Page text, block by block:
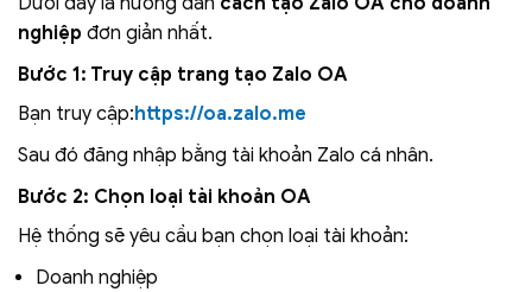
nghiệp đơn giản nhất.
Bước 1: Truy cập trang tạo Zalo OA
Bạn truy cập:https://oa.zalo.me
Sau đó đăng nhập bằng tài khoản Zalo cá nhân.
Bước 2: Chọn loại tài khoản OA
Hệ thống sẽ yêu cầu bạn chọn loại tài khoản:
Doanh nghiệp